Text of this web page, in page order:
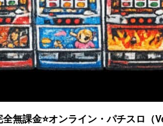
無課金⭐オンライン・パチスロ（